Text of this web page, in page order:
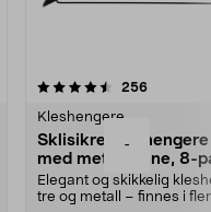
-
256
Kleshengere
Sklisikre
med metallpinne, 8-
Elegant og skikkelig
tre og metall – finnes i
4.5av 5 stjerner